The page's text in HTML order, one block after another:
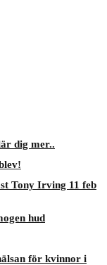
dig mer..
Tony Irving 11 feb
hud
för kvinnor i